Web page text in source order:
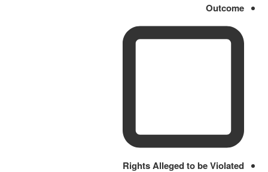
Outcome
Rights Alleged to be Violated